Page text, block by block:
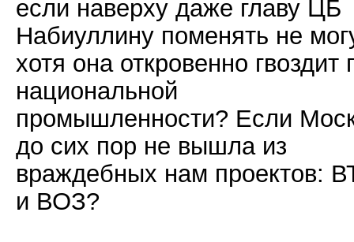
если наверху даже главу ЦБ
Набиуллину поменять не
хотя она откровенно гвоздит
национальной
промышленности? Если
до сих пор не вышла из
враждебных нам проектов:
и ВОЗ?